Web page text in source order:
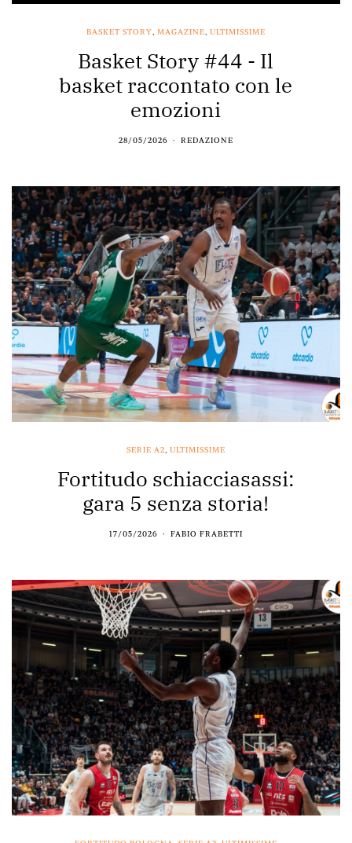
BASKET STORY, MAGAZINE, ULTIMISSIME
Basket Story #44 - Il
basket raccontato con le
emozioni
28/05/2026 REDAZIONE
SERIE A2, ULTIMISSIME
Fortitudo schiacciasassi:
gara 5 senza storia!
17/05/2026 FABIO FRABETTI